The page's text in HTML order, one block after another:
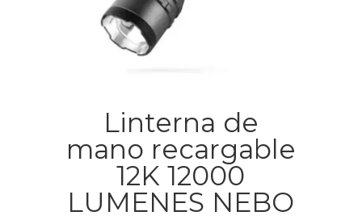
Linterna de
mano recargable
12K 12000
LUMENES NEBO